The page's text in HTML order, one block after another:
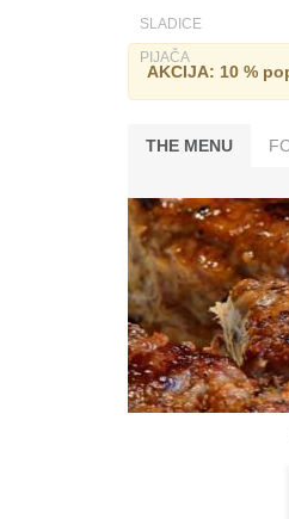
AKCIJA: 10 %
THE MENU
SLADICE
PIJAČA